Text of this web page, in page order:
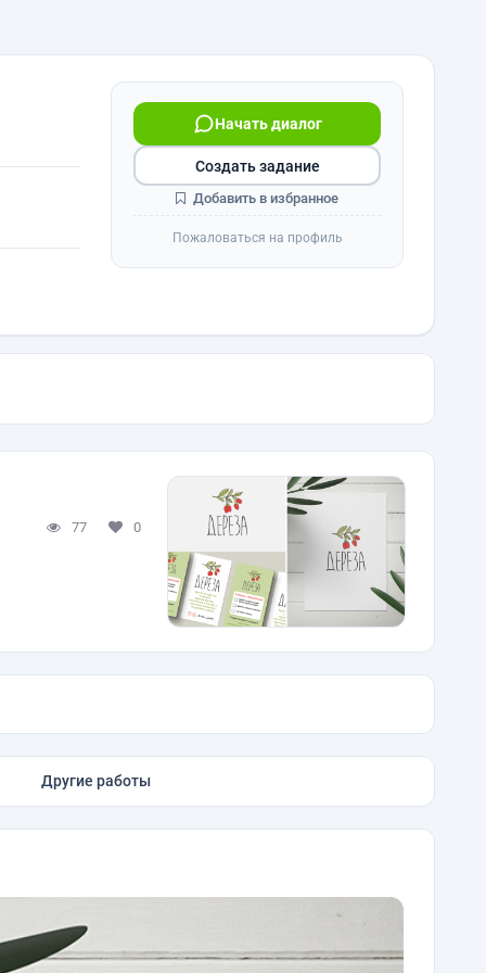
Начать диалог
Создать задание
Добавить в избранное
Пожаловаться на профиль
77 0
Другие работы